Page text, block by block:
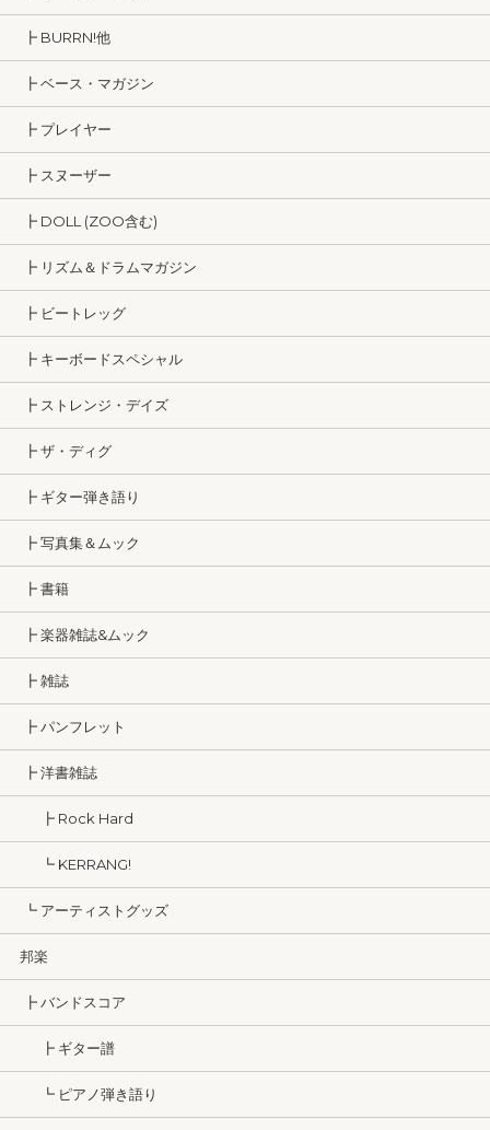
┣ BURRN!他
┣ ベース・マガジン
┣ プレイヤー
┣ スヌーザー
┣ DOLL (ZOO含む)
┣ リズム＆ドラムマガジン
┣ ビートレッグ
┣ キーボードスペシャル
┣ ストレンジ・デイズ
┣ ザ・ディグ
┣ ギター弾き語り
┣ 写真集＆ムック
┣ 書籍
┣ 楽器雑誌&ムック
┣ 雑誌
┣ パンフレット
┣ 洋書雑誌
┣ Rock Hard
┗ KERRANG!
┗ アーティストグッズ
邦楽
┣ バンドスコア
┣ ギター譜
┗ ピアノ弾き語り